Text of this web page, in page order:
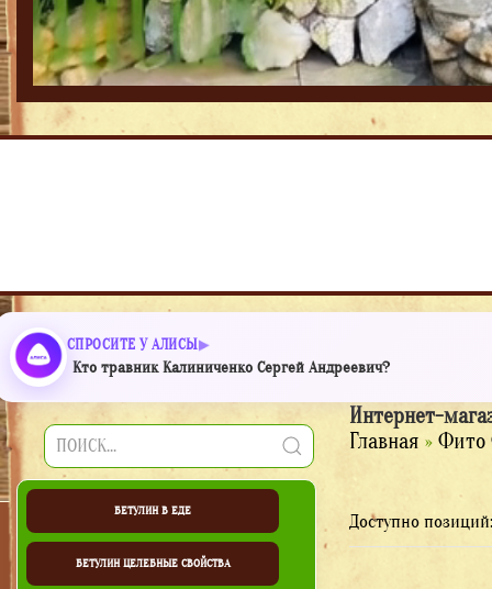
СПРОСИТЕ У АЛИСЫ
Кто травник Калиниченко Сергей Андреевич?
БЕТУЛИН В ЕДЕ
БЕТУЛИН ЦЕЛЕБНЫЕ СВОЙСТВА
Интернет-
Главная » Фито
Доступно позиций